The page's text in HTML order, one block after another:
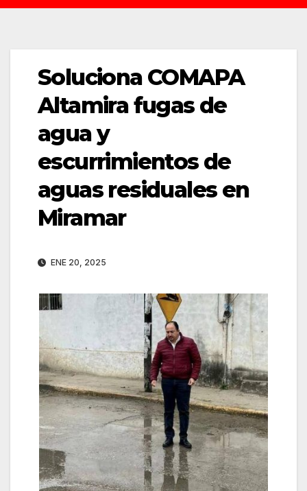
Soluciona COMAPA
Altamira fugas de
agua y
escurrimientos de
aguas residuales en
Miramar
ENE 20, 2025